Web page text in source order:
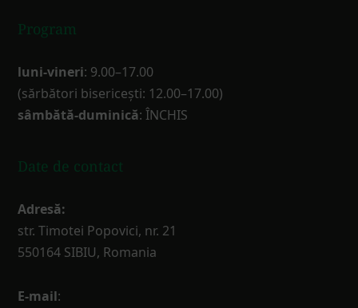
Program
luni-vineri: 9.00–17.00
(sărbători bisericești: 12.00–17.00)
sâmbătă-duminică: ÎNCHIS
Date de contact
Adresă:
str. Timotei Popovici, nr. 21
550164 SIBIU, Romania
E-mail: